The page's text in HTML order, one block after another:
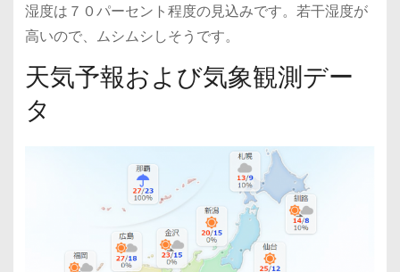
湿度は７０パーセント程度の見込みです。若干湿度が
高いので、ムシムシしそうです。
天気予報および気象観測デー
タ